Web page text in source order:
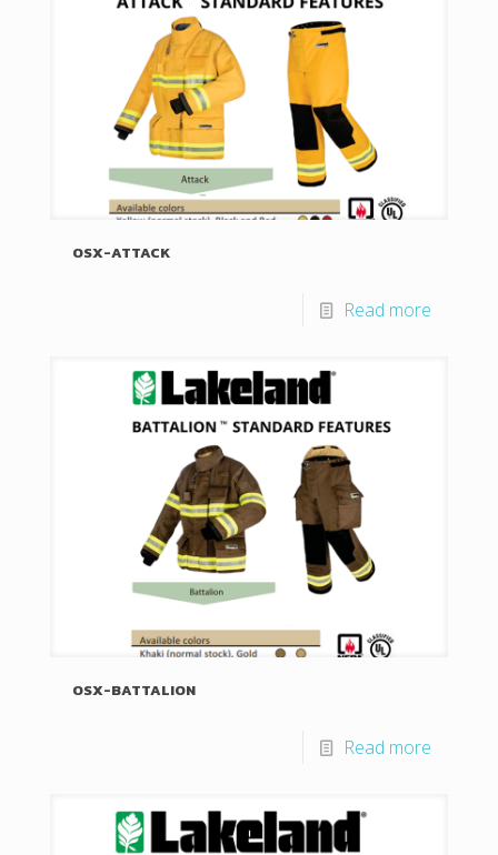
OSX-ATTACK
Read more
OSX-BATTALION
Read more